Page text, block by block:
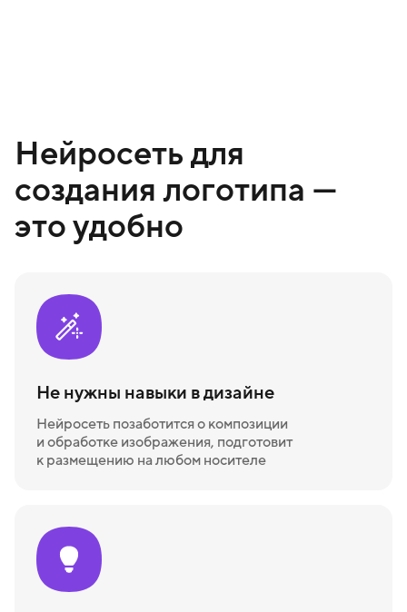
Нейросеть для
создания логотипа —
это удобно
Не нужны навыки в дизайне
Нейросеть позаботится о композиции
и обработке изображения, подготовит
к размещению на любом носителе